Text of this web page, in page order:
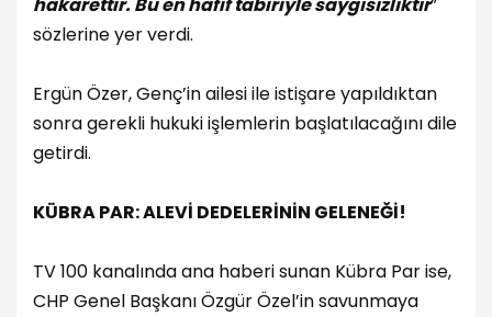
sözlerine yer verdi.
Ergün Özer, Genç’in ailesi ile istişare yapıldıktan
sonra gerekli hukuki işlemlerin başlatılacağını dile
getirdi.
KÜBRA PAR: ALEVİ DEDELERİNİN GELENEĞİ!
TV 100 kanalında ana haberi sunan Kübra Par ise,
CHP Genel Başkanı Özgür Özel’in savunmaya